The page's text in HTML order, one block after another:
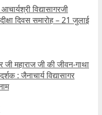
विद्यासागरजी
दिवस समारोह – 21 जुलाई
जी महाराज जी की जीवन-गाथा
: जैनाचार्य विद्यासागर